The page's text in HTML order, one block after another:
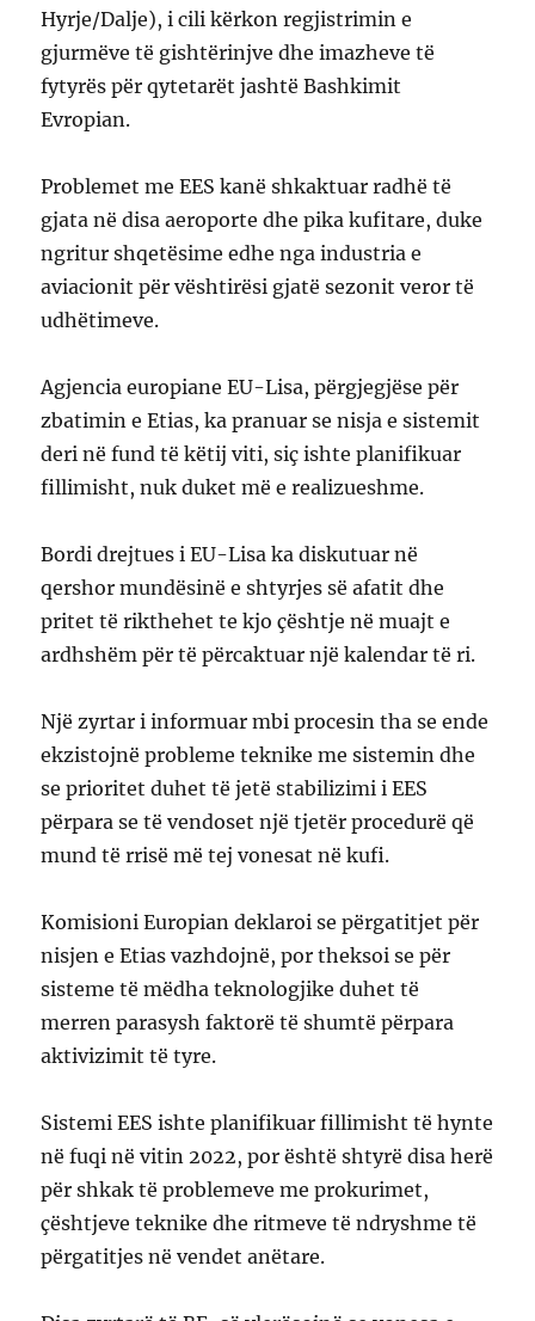
Hyrje/Dalje), i cili kërkon regjistrimin e
gjurmëve të gishtërinjve dhe imazheve të
fytyrës për qytetarët jashtë Bashkimit
Evropian.
Problemet me EES kanë shkaktuar radhë të
gjata në disa aeroporte dhe pika kufitare, duke
ngritur shqetësime edhe nga industria e
aviacionit për vështirësi gjatë sezonit veror të
udhëtimeve.
Agjencia europiane EU-Lisa, përgjegjëse për
zbatimin e Etias, ka pranuar se nisja e sistemit
deri në fund të këtij viti, siç ishte planifikuar
fillimisht, nuk duket më e realizueshme.
Bordi drejtues i EU-Lisa ka diskutuar në
qershor mundësinë e shtyrjes së afatit dhe
pritet të rikthehet te kjo çështje në muajt e
ardhshëm për të përcaktuar një kalendar të ri.
Një zyrtar i informuar mbi procesin tha se ende
ekzistojnë probleme teknike me sistemin dhe
se prioritet duhet të jetë stabilizimi i EES
përpara se të vendoset një tjetër procedurë që
mund të rrisë më tej vonesat në kufi.
Komisioni Europian deklaroi se përgatitjet për
nisjen e Etias vazhdojnë, por theksoi se për
sisteme të mëdha teknologjike duhet të
merren parasysh faktorë të shumtë përpara
aktivizimit të tyre.
Sistemi EES ishte planifikuar fillimisht të hynte
në fuqi në vitin 2022, por është shtyrë disa herë
për shkak të problemeve me prokurimet,
çështjeve teknike dhe ritmeve të ndryshme të
përgatitjes në vendet anëtare.